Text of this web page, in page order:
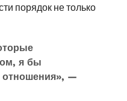
порядок не только
я бы
отношения», —